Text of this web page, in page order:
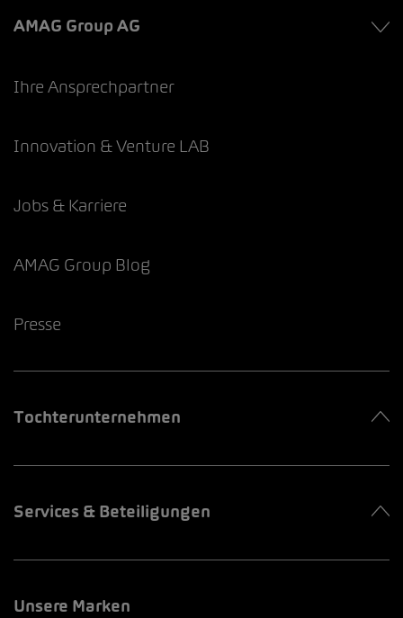
AMAG Group AG
Ihre Ansprechpartner
Innovation & Venture LAB
Jobs & Karriere
AMAG Group Blog
Presse
Tochterunternehmen
Services & Beteiligungen
Unsere Marken